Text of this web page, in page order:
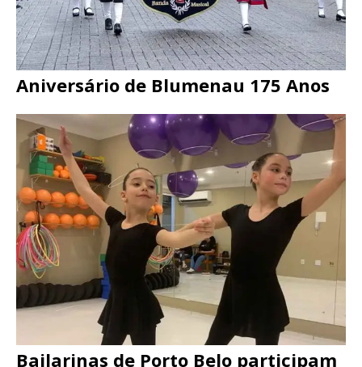
Aniversário de Blumenau 175 Anos
Bailarinas de Porto Belo participam